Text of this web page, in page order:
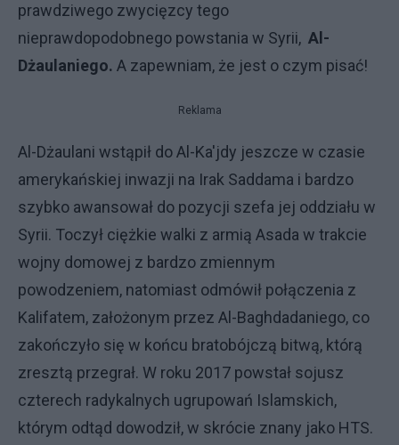
prawdziwego zwycięzcy tego
nieprawdopodobnego powstania w Syrii, Al-
Dżaulaniego. A zapewniam, że jest o czym pisać!
Reklama
Al-Dżaulani wstąpił do Al-Ka'jdy jeszcze w czasie
amerykańskiej inwazji na Irak Saddama i bardzo
szybko awansował do pozycji szefa jej oddziału w
Syrii. Toczył ciężkie walki z armią Asada w trakcie
wojny domowej z bardzo zmiennym
powodzeniem, natomiast odmówił połączenia z
Kalifatem, założonym przez Al-Baghdadaniego, co
zakończyło się w końcu bratobójczą bitwą, którą
zresztą przegrał. W roku 2017 powstał sojusz
czterech radykalnych ugrupowań Islamskich,
którym odtąd dowodził, w skrócie znany jako HTS.